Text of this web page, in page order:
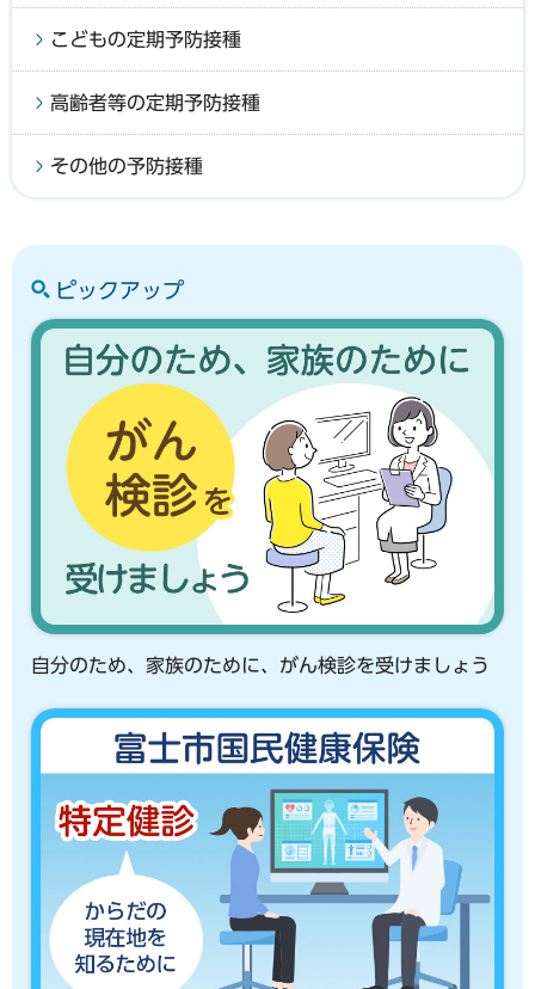
こどもの定期予防接種
高齢者等の定期予防接種
その他の予防接種
ピックアップ
自分のため、家族のために、がん検診を受けましょう